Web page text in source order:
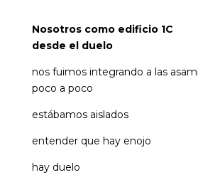
Nosotros como edificio 1C
desde el duelo
nos fuimos integrando a las
poco a poco
estábamos aislados
entender que hay enojo
hay duelo